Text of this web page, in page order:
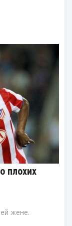
плохих
жене.